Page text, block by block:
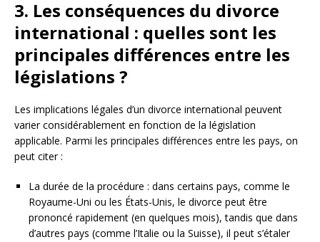
3. Les conséquences du divorce
international : quelles sont les
principales différences entre les
législations ?
Les implications légales d’un divorce international peuvent
varier considérablement en fonction de la législation
applicable. Parmi les principales différences entre les pays, on
peut citer :
La durée de la procédure : dans certains pays, comme le
Royaume-Uni ou les États-Unis, le divorce peut être
prononcé rapidement (en quelques mois), tandis que dans
d’autres pays (comme l’Italie ou la Suisse), il peut s’étaler